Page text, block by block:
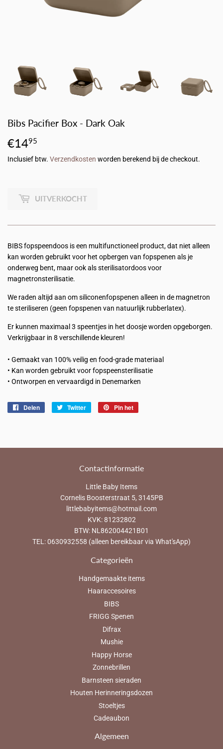
Bibs Pacifier Box - Dark Oak
€1495
Inclusief btw. Verzendkosten worden berekend bij de checkout.
UITVERKOCHT
BIBS fopspeendoos is een multifunctioneel product, dat niet alleen
kan worden gebruikt voor het opbergen van fopspenen als je
onderweg bent, maar ook als sterilisatordoos voor
magnetronsterilisatie.
We raden altijd aan om siliconenfopspenen alleen in de magnetron
te steriliseren (geen fopspenen van natuurlijk rubberlatex).
Er kunnen maximaal 3 speentjes in het doosje worden opgeborgen.
Verkrijgbaar in 8 verschillende kleuren!
• Gemaakt van 100% veilig en food-grade materiaal
• Kan worden gebruikt voor fopspeensterilisatie
• Ontworpen en vervaardigd in Denemarken
Delen
Delen
Twitter
TwitterenPin het
Contactinformatie
Little Baby Items
Cornelis Boosterstraat 5, 3145PB
littlebabyitems@hotmail.com
KVK: 81232802
BTW: NL862004421B01
TEL: 0630932558 (alleen bereikbaar via What'sApp)
Categorieën
Handgemaakte items
Haaraccesoires
BIBS
FRIGG Spenen
Difrax
Mushie
Happy Horse
Zonnebrillen
Barnsteen sieraden
Houten Herinneringsdozen
Stoeltjes
Cadeaubon
Algemeen